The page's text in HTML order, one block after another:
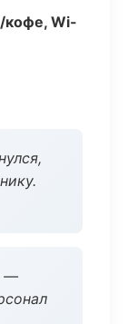
кофе, Wi-
—